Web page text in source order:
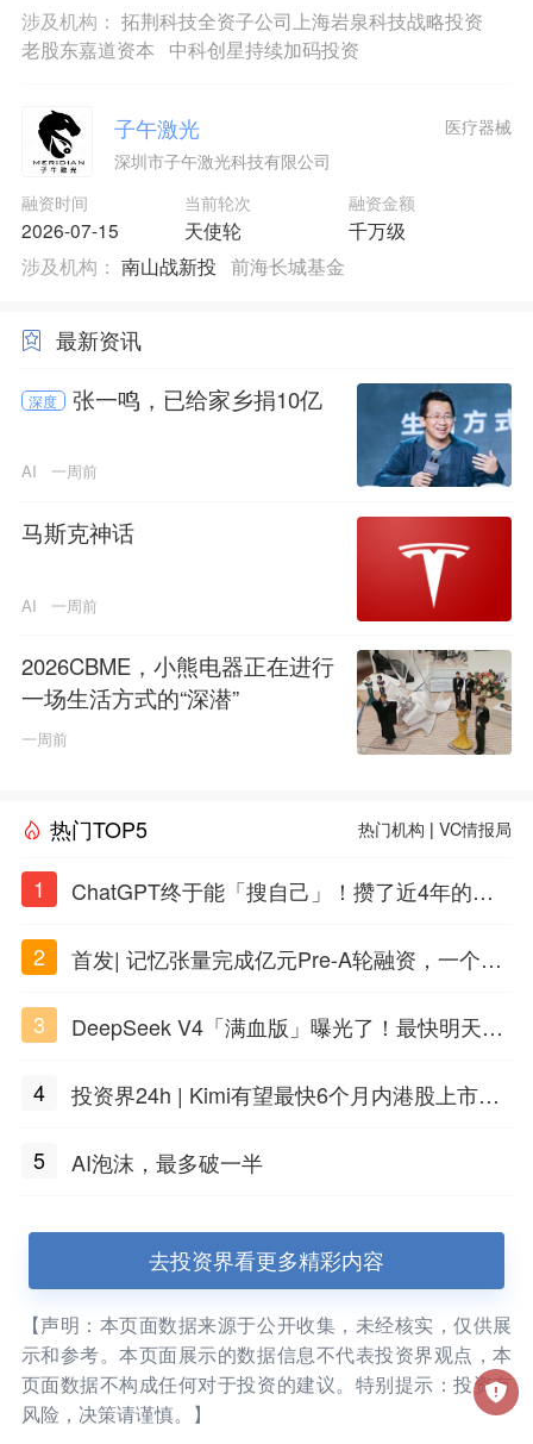
涉及机构： 拓荆科技全资子公司上海岩泉科技战略投资
老股东嘉道资本
中科创星持续加码投资
子午激光
深圳市子午激光科技有限公司
融资时间
2026-07-15
当前轮次
天使轮
融资金额
千万级
医疗器械
涉及机构： 南山战新投 前海长城基金
最新资讯
深度 张一鸣，已给家乡捐10亿
AI 一周前
马斯克神话
AI 一周前
2026CBME，小熊电器正在进行
一场生活方式的“深潜”
一周前
热门TOP5 热门机构 |VC情报局
1
ChatGPT终于能「搜自己」！攒了近4年的对
2
首发| 记忆张量完成亿元Pre-A轮融资，一个上
3
DeepSeek V4「满血版」曝光了！最快明天发
4
投资界24h | Kimi有望最快6个月内港股上市；
5
AI泡沫，最多破一半
去投资界看更多精彩内容
【声明：本页面数据来源于公开收集，未经核实，仅供展
示和参考。本页面展示的数据信息不代表投资界观点，本
页面数据不构成任何对于投资的建议。特别提示：投资有
风险，决策请谨慎。】